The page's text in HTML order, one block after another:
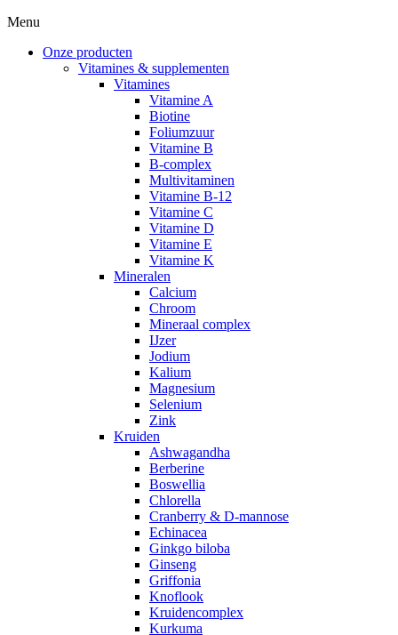
Menu
Onze producten
Vitamines & supplementen
Vitamines
Vitamine A
Biotine
Foliumzuur
Vitamine B
B-complex
Multivitaminen
Vitamine B-12
Vitamine C
Vitamine D
Vitamine E
Vitamine K
Mineralen
Calcium
Chroom
Mineraal complex
IJzer
Jodium
Kalium
Magnesium
Selenium
Zink
Kruiden
Ashwagandha
Berberine
Boswellia
Chlorella
Cranberry & D-mannose
Echinacea
Ginkgo biloba
Ginseng
Griffonia
Knoflook
Kruidencomplex
Kurkuma